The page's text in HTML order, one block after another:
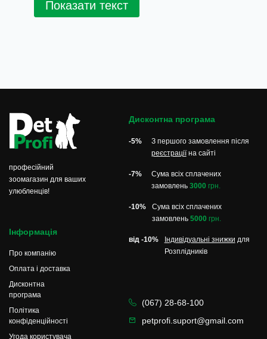
важливо підтримувати шерсть свого вихованця в
ідеальному стані. Для цього необхідні якісні
особливо корисні для довгошерстих порід, де
регулярний догляд необхідний для підтримання
здорової та гладкої шерсті.
Гребінці для котів - це універсальні інструменти,
які підходять для щоденного догляду. Вони
ефективно видаляють бруд і пил, а також
масажують шкіру, стимулюючи кровообіг і
покращуючи стан шерсті. Правильний гребінець
не тільки робить шерсть вихованця більш
доглянутою, а й допомагає запобігти проблемам
зі шкірою і вовняним покривом.
Переваги наших інструментів для грумінгу:
Підходять для всіх типів шерсті (короткошерсті,
довгошерсті, жорсткошерсті породи)
Виготовлені з високоякісних матеріалів, що
Показати текст
професійний
зоомагазин для ваших
улюбленців!
Інформація
Про компанію
Оплата і доставка
Дисконтна
програма
Політика
конфіденційності
Угода користувача
(067) 28-68-100
petprofi.suport@gmail.com
Дисконтна програма
-5%
З першого замовлення після
реєстраціїна сайті
-7%
Сума всіх сплачених
замовлень 3000грн.
-10%
Сума всіх сплачених
замовлень 5000грн.
від -10% Індивідуальні знижки для
Розплідників